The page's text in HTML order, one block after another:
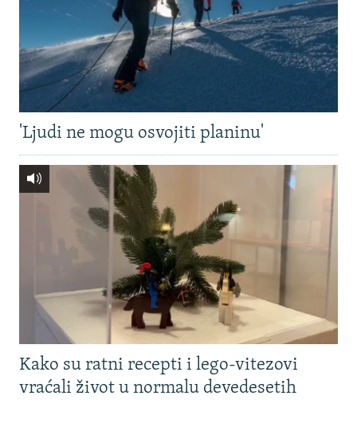
'Ljudi ne mogu osvojiti planinu'
Kako su ratni recepti i lego-vitezovi
vraćali život u normalu devedesetih